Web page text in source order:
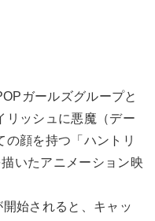
ガールズグループと
リッシュに悪魔（デー
の顔を持つ「ハントリ
いたアニメーション映
始されると、キャッ